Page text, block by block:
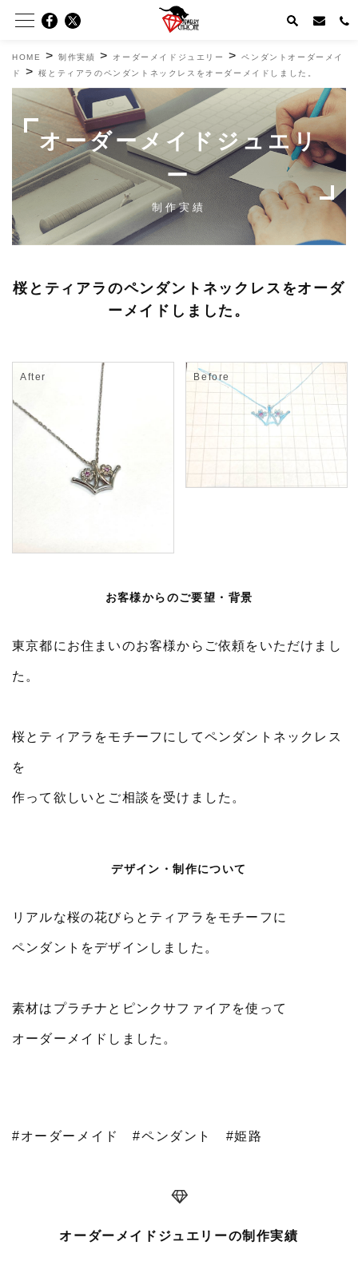
HOME >制作実績 > オーダーメイドジュエリー >ペンダントオーダーメイ
ド
>桜とティアラのペンダントネックレスをオーダーメイドしました。
オーダーメイドジュエリ
ー
制作実績
桜とティアラのペンダントネックレスをオーダ
ーメイドしました。
お客様からのご要望・背景
東京都にお住まいのお客様からご依頼をいただけまし
た。
桜とティアラをモチーフにしてペンダントネックレス
を
作って欲しいとご相談を受けました。
デザイン・制作について
リアルな桜の花びらとティアラをモチーフに
ペンダントをデザインしました。
素材はプラチナとピンクサファイアを使って
オーダーメイドしました。
#オーダーメイド #ペンダント #姫路
オーダーメイドジュエリーの制作実績